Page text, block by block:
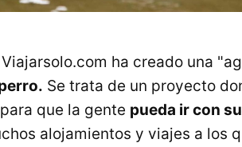
ha creado una
Se trata de un proyecto
que la gente pueda ir con
alojamientos y viajes a los